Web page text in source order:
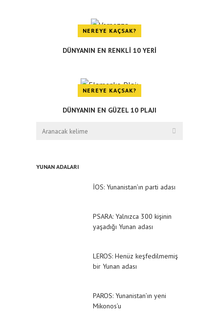
NEREYE KAÇSAK?
DÜNYANIN EN RENKLİ 10 YERİ
NEREYE KAÇSAK?
DÜNYANIN EN GÜZEL 10 PLAJI
YUNAN ADALARI
İOS: Yunanistan’ın parti adası
PSARA: Yalnızca 300 kişinin
yaşadığı Yunan adası
LEROS: Henüz keşfedilmemiş
bir Yunan adası
PAROS: Yunanistan’ın yeni
Mikonos’u